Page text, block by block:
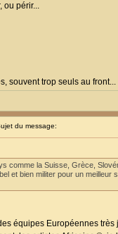
ou périr...
souvent trop seuls au front...
du message:
comme la Suisse, Grèce,
et bien militer pour un
équipes Européennes